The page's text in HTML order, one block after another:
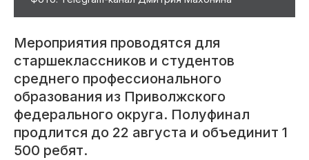
Мероприятия проводятся для
старшеклассников и студентов
среднего профессионального
образования из Приволжского
федерального округа. Полуфинал
продлится до 22 августа и объединит 1
500 ребят.